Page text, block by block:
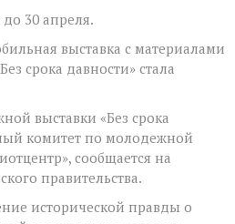
30 апреля.
выставка с материалами
срока давности» стала
выставки «Без срока
комитет по молодежной
сообщается на
правительства.
исторической правды о